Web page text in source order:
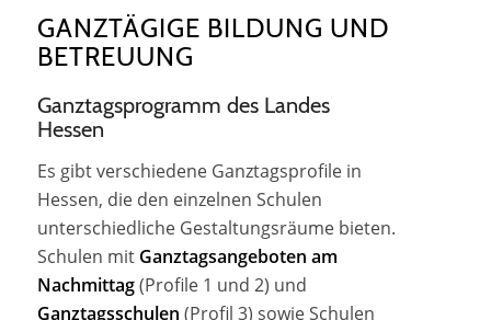
GANZTÄGIGE BILDUNG UND
BETREUUNG
Ganztagsprogramm des Landes
Hessen
Es gibt verschiedene Ganztagsprofile in
Hessen, die den einzelnen Schulen
unterschiedliche Gestaltungsräume bieten.
Schulen mit Ganztagsangeboten am
Nachmittag(Profile 1 und 2) und
Ganztagsschulen (Profil 3) sowie Schulen